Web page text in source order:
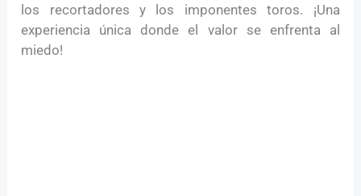
los recortadores y los imponentes toros. ¡Una
experiencia única donde el valor se enfrenta al
miedo!